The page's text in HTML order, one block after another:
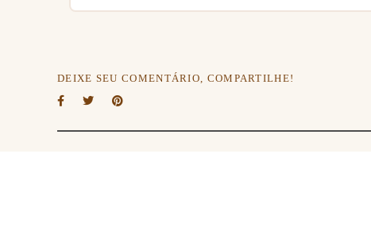
DEIXE SEU COMENTÁRIO, COMPARTILHE!